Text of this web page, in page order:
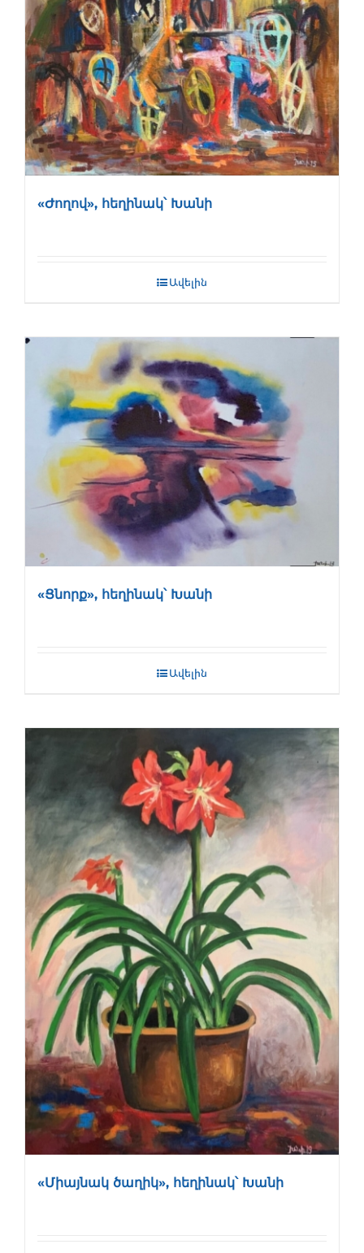
«Ժողով», հեղինակ՝ Խանի
Ավելին
«Ցնորք», հեղինակ՝ Խանի
Ավելին
«Միայնակ ծաղիկ», հեղինակ՝ Խանի